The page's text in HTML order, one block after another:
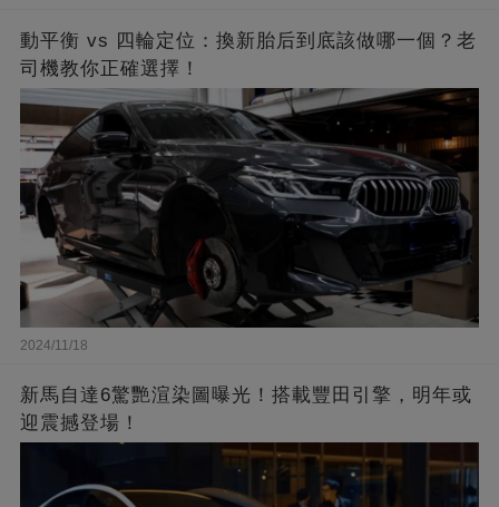
動平衡 vs 四輪定位：換新胎后到底該做哪一個？老
司機教你正確選擇！
2024/11/18
新馬自達6驚艷渲染圖曝光！搭載豐田引擎，明年或
迎震撼登場！